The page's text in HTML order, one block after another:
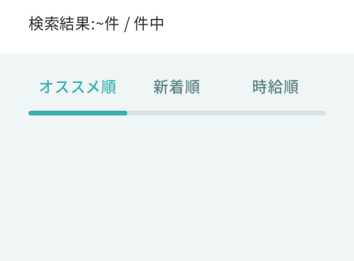
検索結果:~件 /件中
オススメ順 新着順 時給順